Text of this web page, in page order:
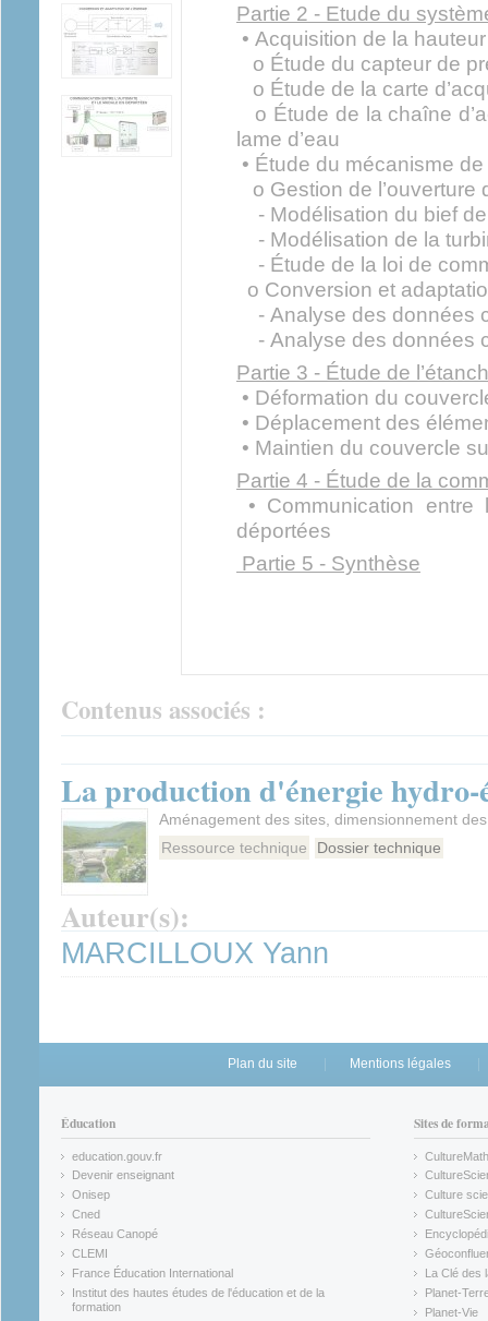
Partie 2 - Etude du
• Acquisition de la
o Étude du capteur de
o Étude de la carte
o Étude de la chaîne
lame d’eau
• Étude du mécanisme
o Gestion de l’ouverture
- Modélisation du bief
- Modélisation de la
- Étude de la loi de
o Conversion et
- Analyse des données
- Analyse des données
Partie 3 - Étude de
• Déformation du
• Déplacement des
• Maintien du couvercle
Partie 4 - Étude de la
• Communication entre
déportées
Partie 5 - Synthèse
Contenus associés :
La production d'énergie
Aménagement des sites, dimensionnement
Ressource technique
Dossier technique
Auteur(s):
MARCILLOUX Yann
Plan du site Mentions légales
Éducation
education.gouv.fr
(link is external)
Devenir enseignant
(link is external)
Onisep
(link is external)
Cned
(link is external)
Réseau Canopé
(link is external)
CLEMI
(link is external)
France Éducation International
(link is external)
Institut des hautes études de l'éducation et de la
formation
Sites de
CultureMath
(link is
(link is
Culture
(link is
(link is
(link is
La Clé des
(link is
Planet-
(link is
Planet-Vie